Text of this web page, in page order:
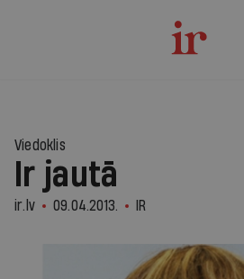
Viedoklis
Ir jautā
ir.lv 09.04.2013. IR